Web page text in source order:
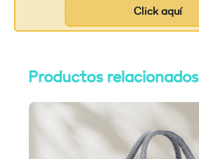
Click aquí
Productos relacionados